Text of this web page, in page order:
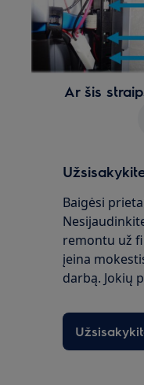
Ar šis
Baigėsi
remontu už
įeina
darbą. Jokių